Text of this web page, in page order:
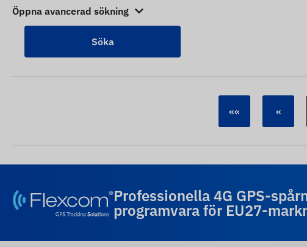
Öppna avancerad sökning
«« «
Professionella 4G GPS-
programvara för EU27-